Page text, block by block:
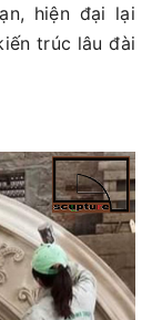
hiện đại lại
trúc lâu đài